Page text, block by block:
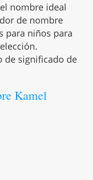
nombre ideal
de nombre
para niños para
de significado de
Kamel